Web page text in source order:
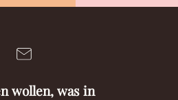
wollen, was in